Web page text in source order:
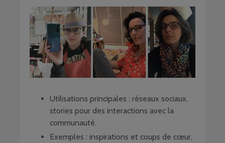
Utilisations principales : réseaux sociaux,
stories pour des interactions avec la
communauté.
Exemples : inspirations et coups de cœur,